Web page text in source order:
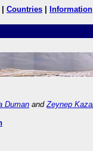
Countries Information
Duman andZeynep